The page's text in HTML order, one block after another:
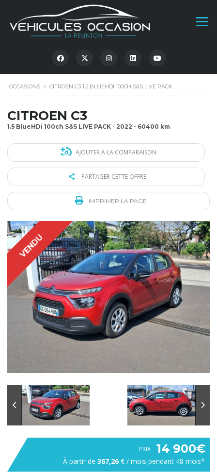
OCCASIONS > CITROEN C3 1.5 BLUEHDI 100CH S&S LIVE PACK
CITROEN C3
1.5 BlueHDi 100ch S&S LIVE PACK - 2022 - 60400 km
AJOUTER À LA COMPARAISON
PARTAGER CETTE OFFRE
IMPRIMER LA PAGE
VENDU
PRIX 14 900€
À partir de 367,26 € / mois pendant 48 mois*